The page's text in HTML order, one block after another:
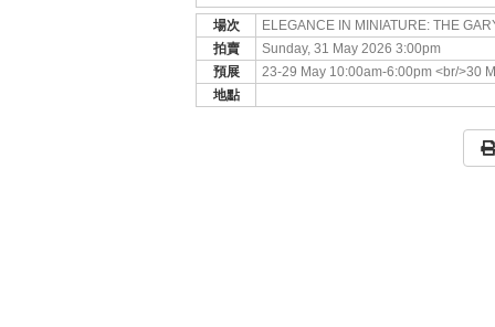
場次
ELEGANCE IN MINIATURE: THE
拍賣
Sunday, 31 May 2026 3:00pm
預展
23-29 May 10:00am-6:00pm <br/>30
地點